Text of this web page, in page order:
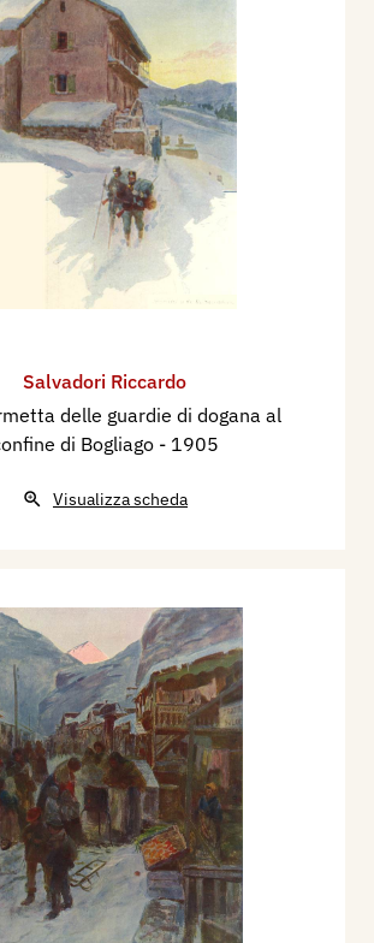
Salvadori Riccardo
delle guardie di dogana al
di Bogliago - 1905
Visualizza scheda